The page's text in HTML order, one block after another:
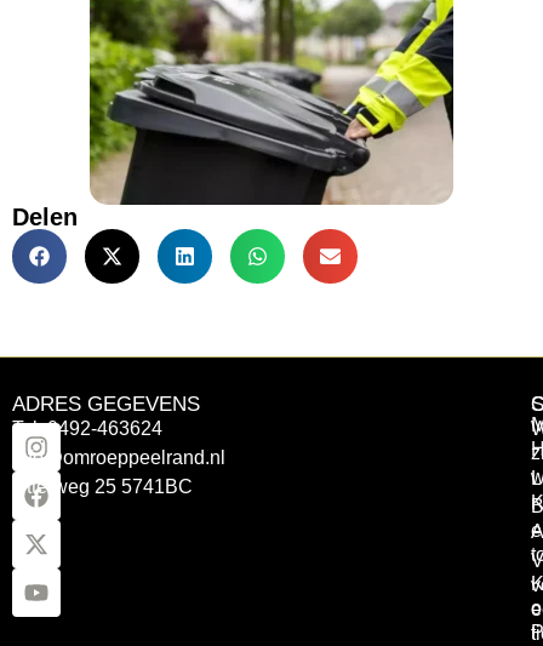
Delen
ADRES GEGEVENS
Tel: 0492-463624
info@omroeppeelrand.nl
Otterweg 25 5741BC